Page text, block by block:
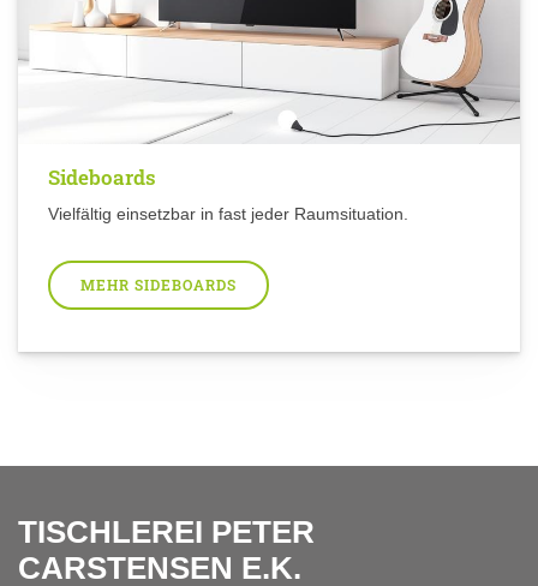
Sideboards
Vielfältig einsetzbar in fast jeder Raumsituation.
MEHR SIDEBOARDS
TISCHLEREI PETER
CARSTENSEN E.K.